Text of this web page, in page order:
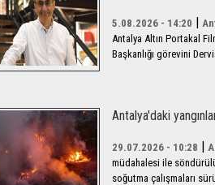
5.08.2026 - 14:20 |
Antalya Altın Portakal
Başkanlığı görevini
Antalya'daki
29.07.2026 - 10:28 |
müdahalesi ile
soğutma çalışmaları